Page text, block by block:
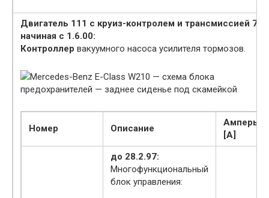
Двигатель 111 с круиз-контролем и трансмиссией
начиная с 1.6.00:
Контроллер вакуумного насоса усилителя тормозов.
Mercedes-Benz E-Class W210 — схема блока
предохранителей — заднее сиденье под скамейкой
Номер Описание
Амперы
[A]
до 28.2.97:
Многофункциональный
блок управления: